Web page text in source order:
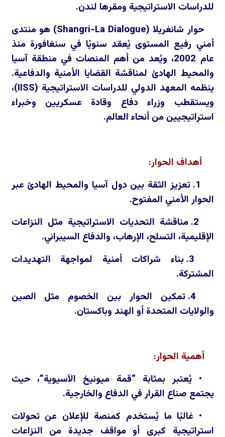
للدراسات الاستراتيجية ومقرها لندن.
حوار شانغريلا (Shangri-La Dialogue) هو منتدى
أمني رفيع المستوى يُعقد سنويًا في سنغافورة منذ
عام 2002، ويُعد من أهم المنصات في منطقة آسيا
والمحيط الهادئ لمناقشة القضايا الأمنية والدفاعية.
ينظمه المعهد الدولي للدراسات الاستراتيجية (IISS)،
ويستقطب وزراء دفاع وقادة عسكريين وخبراء
استراتيجيين من أنحاء العالم.
أهداف الحوار:
1. تعزيز الثقة بين دول آسيا والمحيط الهادئ عبر
الحوار الأمني المفتوح.
2. مناقشة التحديات الاستراتيجية مثل النزاعات
الإقليمية، التسلح، الإرهاب، والدفاع السيبراني.
3. بناء شراكات أمنية لمواجهة التهديدات
المشتركة.
4. تمكين الحوار بين الخصوم مثل الصين
والولايات المتحدة أو الهند وباكستان.
أهمية الحوار:
• يُعتبر بمثابة “قمة ميونيخ الآسيوية”، حيث
يجتمع صناع القرار في الدفاع والخارجية.
• غالبًا ما يُستخدم كمنصة للإعلان عن تحولات
استراتيجية كبرى أو مواقف جديدة من النزاعات